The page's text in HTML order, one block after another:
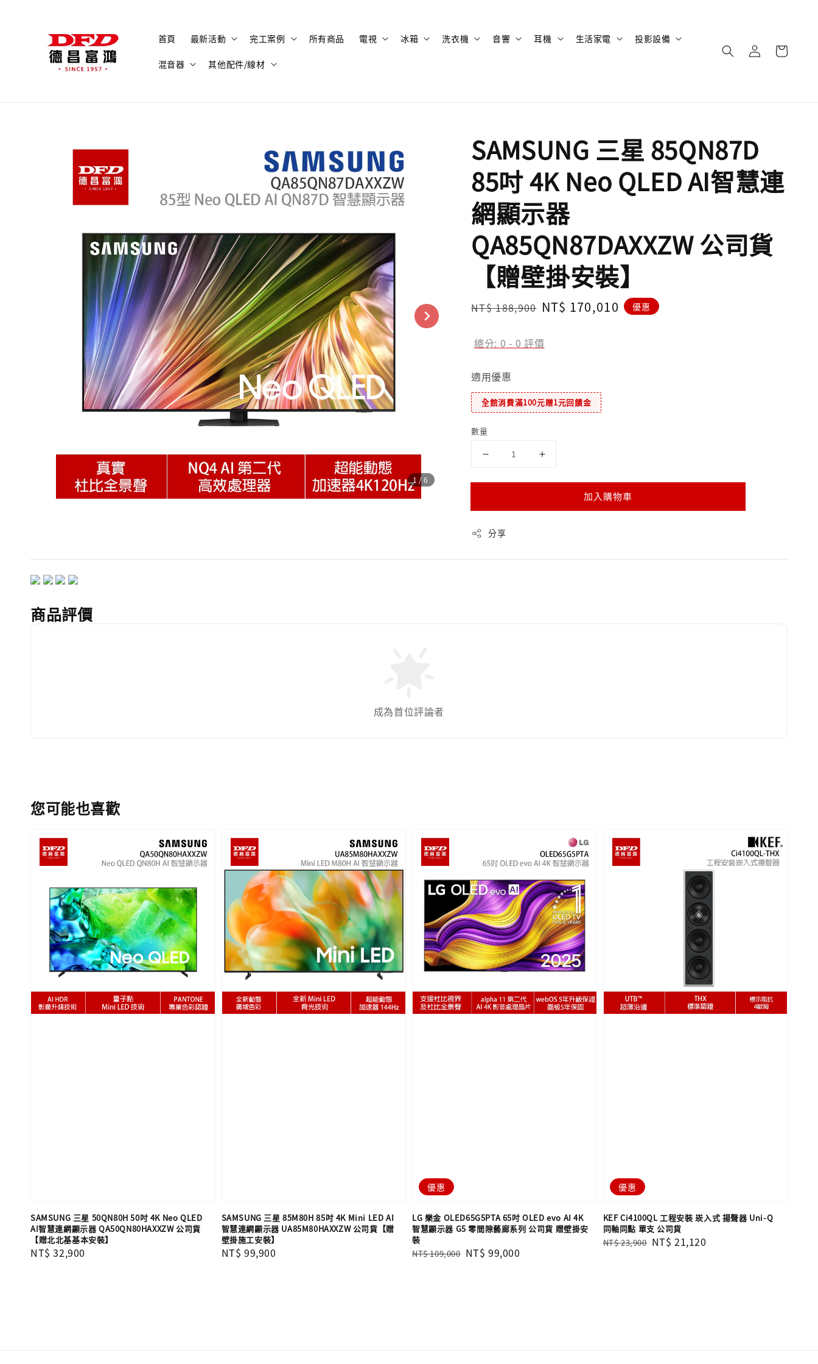
首頁 最新活動 完工案例 所有商品 電視 冰箱 洗衣機 音響 耳機 生活家電 投影設備
混音器 其他配件/線材
1 /6
SAMSUNG 三星 85QN87D
85吋 4K Neo QLED AI智慧連
網顯示器
QA85QN87DAXXZW 公司貨
【贈壁掛安裝】
Regular
NT$ 188,900 Sale
NT$ 170,010 優惠
總分: 0 - 0 評價
適用優惠
全館消費滿100元贈1元回饋金
數量
加入購物車
分享
商品評價
成為首位評論者
您可能也喜歡
SAMSUNG 三星 50QN80H 50吋 4K Neo QLED
AI智慧連網顯示器 QA50QN80HAXXZW 公司貨
【贈北北基基本安裝】
Regular
NT$ 32,900
SAMSUNG 三星 85M80H 85吋 4K Mini LED AI
智慧連網顯示器 UA85M80HAXXZW 公司貨【贈
壁掛施工安裝】
Regular
NT$ 99,900
優惠
LG 樂金 OLED65G5PTA 65吋 OLED evo AI 4K
智慧顯示器 G5 零間隙藝廊系列 公司貨 贈壁掛安
裝
Regular
NT$ 109,000 Sale
NT$ 99,000
優惠
KEF Ci4100QL 工程安裝 崁入式 揚聲器 Uni-Q
同軸同點 單支​​​​​​​ 公司貨
Regular
NT$ 23,900 Sale
NT$ 21,120